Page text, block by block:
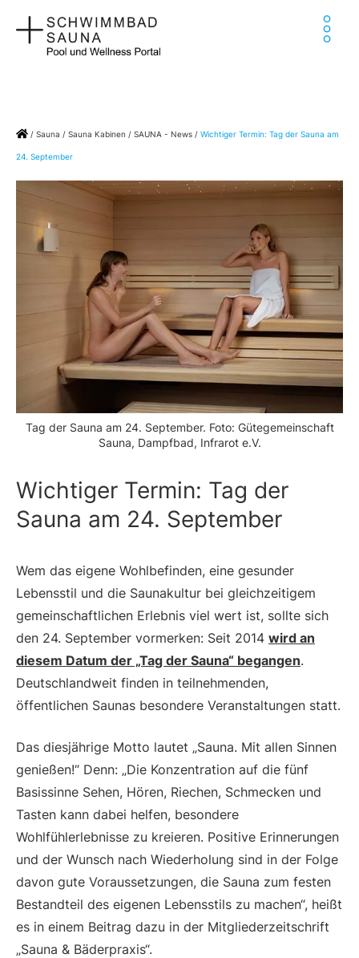
Inhalt
springen
Home
/ Sauna / Sauna Kabinen / SAUNA - News / Wichtiger Termin: Tag der Sauna am
24. September
Tag der Sauna am 24. September. Foto: Gütegemeinschaft
Sauna, Dampfbad, Infrarot e.V.
Wichtiger Termin: Tag der
Sauna am 24. September
Wem das eigene Wohlbefinden, eine gesunder
Lebensstil und die Saunakultur bei gleichzeitigem
gemeinschaftlichen Erlebnis viel wert ist, sollte sich
den 24. September vormerken: Seit 2014 wird an
diesem Datum der „Tag der Sauna“ begangen.
Deutschlandweit finden in teilnehmenden,
öffentlichen Saunas besondere Veranstaltungen statt.
Das diesjährige Motto lautet „Sauna. Mit allen Sinnen
genießen!“ Denn: „Die Konzentration auf die fünf
Basissinne Sehen, Hören, Riechen, Schmecken und
Tasten kann dabei helfen, besondere
Wohlfühlerlebnisse zu kreieren. Positive Erinnerungen
und der Wunsch nach Wiederholung sind in der Folge
davon gute Voraussetzungen, die Sauna zum festen
Bestandteil des eigenen Lebensstils zu machen“, heißt
es in einem Beitrag dazu in der Mitgliederzeitschrift
„Sauna & Bäderpraxis“.